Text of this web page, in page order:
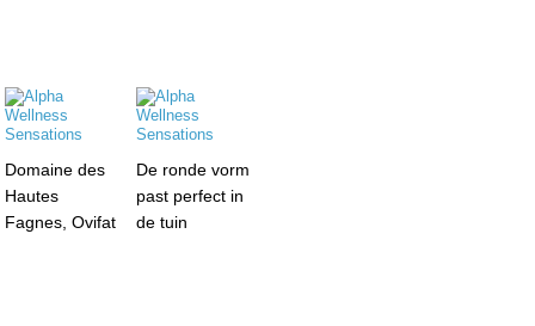
Domaine des
Hautes
Fagnes, Ovifat
De ronde vorm
past perfect in
de tuin